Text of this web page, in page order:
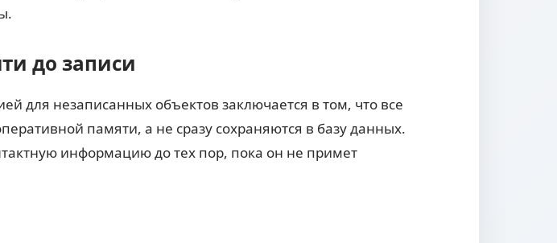
до записи
для незаписанных объектов заключается в том, что все
памяти, а не сразу сохраняются в базу данных.
информацию до тех пор, пока он не примет